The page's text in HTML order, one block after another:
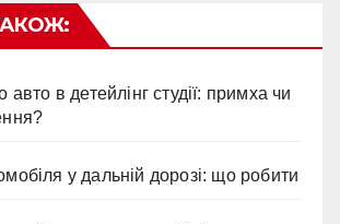
авто в детейлінг студії: примха чи
у дальній дорозі: що робити